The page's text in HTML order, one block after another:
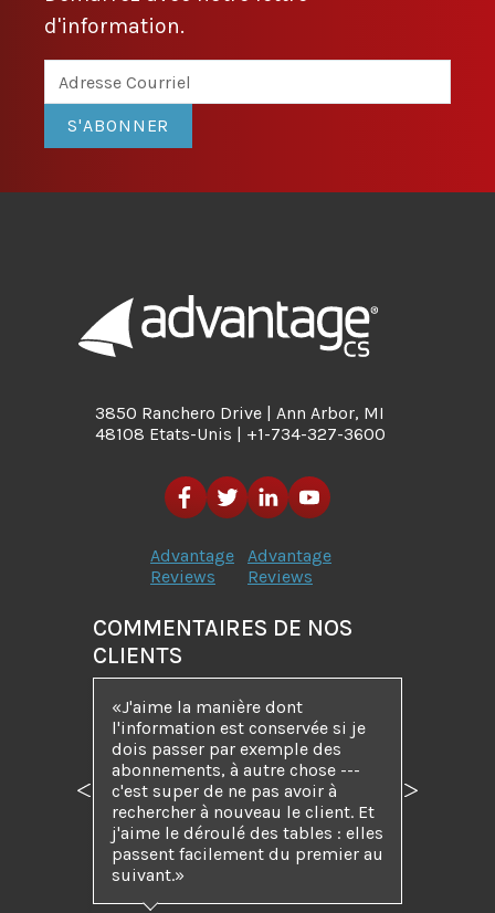
d'information.
S'ABONNER
3850 Ranchero Drive | Ann Arbor, MI
48108 Etats-Unis | +1-734-327-3600
Advantage
Reviews
Advantage
Reviews
COMMENTAIRES DE NOS
CLIENTS
J'aime la manière dont
l'information est conservée si je
dois passer par exemple des
abonnements, à autre chose ---
c'est super de ne pas avoir à
rechercher à nouveau le client. Et
j'aime le déroulé des tables : elles
passent facilement du premier au
suivant.
Précédent Suivant